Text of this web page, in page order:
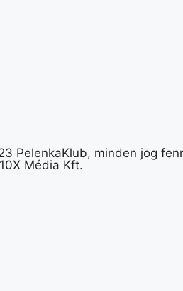
PelenkaKlub, minden jog
10X Média Kft.